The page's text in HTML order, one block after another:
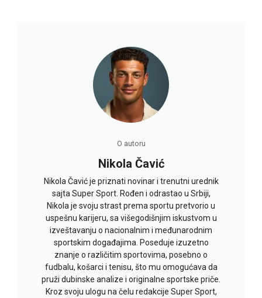
O autoru
Nikola Čavić
Nikola Čavić je priznati novinar i trenutni urednik
sajta Super Sport. Rođen i odrastao u Srbiji,
Nikola je svoju strast prema sportu pretvorio u
uspešnu karijeru, sa višegodišnjim iskustvom u
izveštavanju o nacionalnim i međunarodnim
sportskim događajima. Poseduje izuzetno
znanje o različitim sportovima, posebno o
fudbalu, košarci i tenisu, što mu omogućava da
pruži dubinske analize i originalne sportske priče.
Kroz svoju ulogu na čelu redakcije Super Sport,